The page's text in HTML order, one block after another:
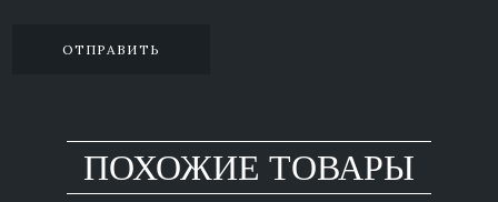
ПОХОЖИЕ ТОВАРЫ